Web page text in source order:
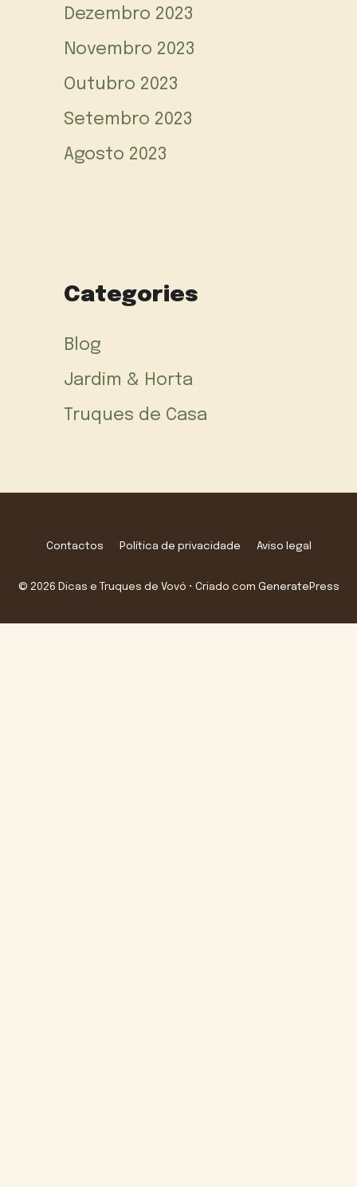
Dezembro 2023
Novembro 2023
Outubro 2023
Setembro 2023
Agosto 2023
Categories
Blog
Jardim & Horta
Truques de Casa
Contactos Política de privacidade Aviso legal
© 2026 Dicas e Truques de Vovó • Criado com GeneratePress